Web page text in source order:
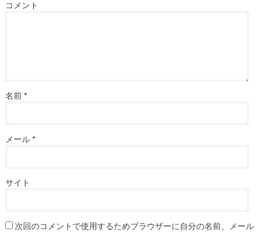
コメント
名前 *
メール *
サイト
次回のコメントで使用するためブラウザーに自分の名前、メール